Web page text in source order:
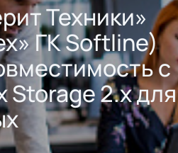
Техники»
ГК Softline)
с
2.x для